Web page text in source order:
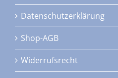
Datenschutzerklärung
Shop-AGB
Widerrufsrecht